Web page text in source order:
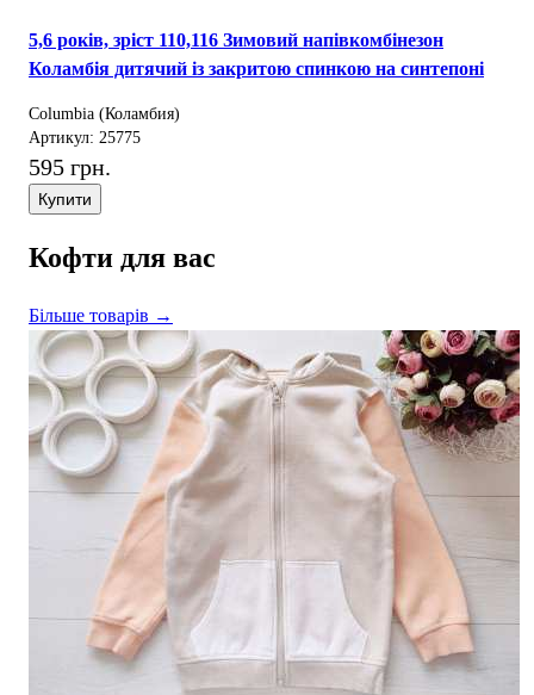
5,6 років, зріст 110,116 Зимовий напівкомбінезон
Коламбія дитячий із закритою спинкою на синтепоні
Columbia (Коламбия)
Артикул: 25775
595 грн.
Купити
Кофти для вас
Більше товарів →